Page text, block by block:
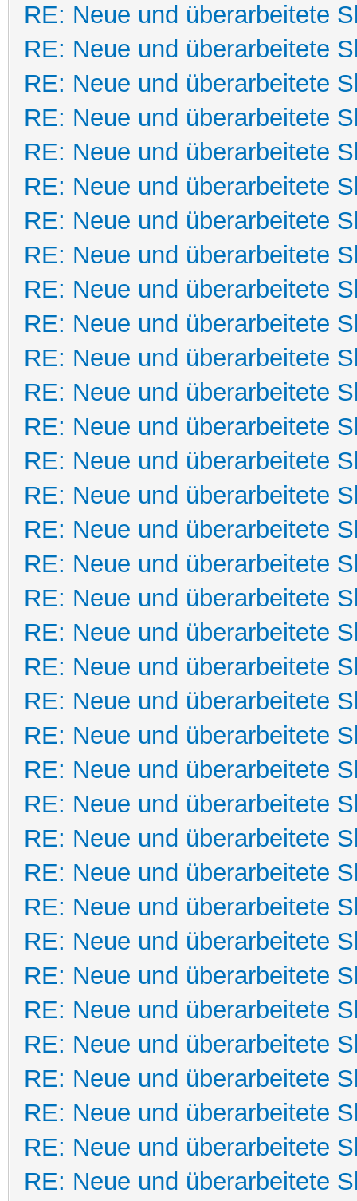
RE: Neue und überarbeitete
RE: Neue und überarbeitete
RE: Neue und überarbeitete
RE: Neue und überarbeitete
RE: Neue und überarbeitete
RE: Neue und überarbeitete
RE: Neue und überarbeitete
RE: Neue und überarbeitete
RE: Neue und überarbeitete
RE: Neue und überarbeitete
RE: Neue und überarbeitete
RE: Neue und überarbeitete
RE: Neue und überarbeitete
RE: Neue und überarbeitete
RE: Neue und überarbeitete
RE: Neue und überarbeitete
RE: Neue und überarbeitete
RE: Neue und überarbeitete
RE: Neue und überarbeitete
RE: Neue und überarbeitete
RE: Neue und überarbeitete
RE: Neue und überarbeitete
RE: Neue und überarbeitete
RE: Neue und überarbeitete
RE: Neue und überarbeitete
RE: Neue und überarbeitete
RE: Neue und überarbeitete
RE: Neue und überarbeitete
RE: Neue und überarbeitete
RE: Neue und überarbeitete
RE: Neue und überarbeitete
RE: Neue und überarbeitete
RE: Neue und überarbeitete
RE: Neue und überarbeitete
RE: Neue und überarbeitete